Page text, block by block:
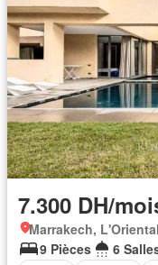
7.300 DH/
Marrakech, L'Oriental
9 Pièces
6